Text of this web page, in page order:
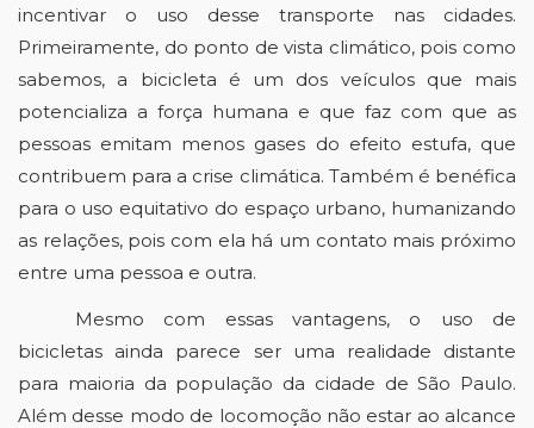
incentivar o uso desse transporte nas cidades.
Primeiramente, do ponto de vista climático, pois como
sabemos, a bicicleta é um dos veículos que mais
potencializa a força humana e que faz com que as
pessoas emitam menos gases do efeito estufa, que
contribuem para a crise climática. Também é benéfica
para o uso equitativo do espaço urbano, humanizando
as relações, pois com ela há um contato mais próximo
entre uma pessoa e outra.
Mesmo com essas vantagens, o uso de
bicicletas ainda parece ser uma realidade distante
para maioria da população da cidade de São Paulo.
Além desse modo de locomoção não estar ao alcance